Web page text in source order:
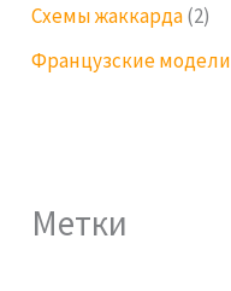
Схемы жаккарда(2)
Французские модели
Метки